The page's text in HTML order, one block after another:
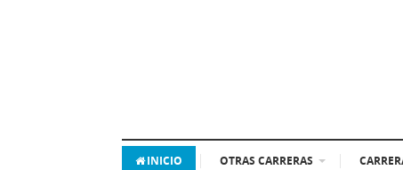
INICIO OTRAS CARRERAS